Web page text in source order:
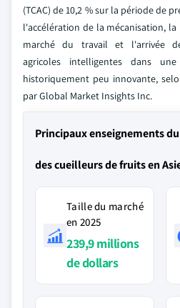
(TCAC) de 10,2 % sur la période de
l'accélération de la mécanisation,
marché du travail et l'arrivée
agricoles intelligentes dans
historiquement peu innovante,
par Global Market Insights Inc.
Principaux enseignements
des cueilleurs de fruits en
Taille du marché
en 2025
239,9 millions
de dollars